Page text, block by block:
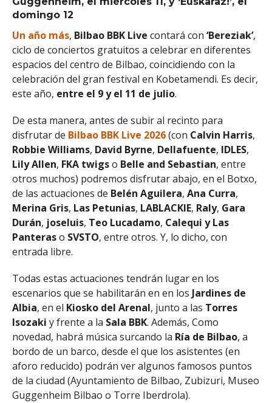
domingo 12
Un año más, Bilbao BBK Live contará con ‘Bereziak’,
ciclo de conciertos gratuitos a celebrar en diferentes
espacios del centro de Bilbao, coincidiendo con la
celebración del gran festival en Kobetamendi. Es decir,
este año, entre el 9 y el 11 de julio.
De esta manera, antes de subir al recinto para
disfrutar de Bilbao BBK Live 2026(con Calvin Harris,
Robbie Williams, David Byrne, Dellafuente, IDLES,
Lily Allen, FKA twigso Belle and Sebastian, entre
otros muchos) podremos disfrutar abajo, en el Botxo,
de las actuaciones de Belén Aguilera, Ana Curra,
Merina Gris, Las Petunias, LABLACKIE, Raly, Gara
Durán, joseluis, Teo Lucadamo, Calequi y Las
Panteraso SVSTO, entre otros. Y, lo dicho, con
entrada libre.
Todas estas actuaciones tendrán lugar en los
escenarios que se habilitarán en en los Jardines de
Albia, en el Kiosko del Arenal, junto a las Torres
Isozaki y frente a la Sala BBK. Además, Como
novedad, habrá música surcando la Ría de Bilbao, a
bordo de un barco, desde el que los asistentes (en
aforo reducido) podrán ver algunos famosos puntos
de la ciudad (Ayuntamiento de Bilbao, Zubizuri, Museo
Guggenheim Bilbao o Torre Iberdrola).